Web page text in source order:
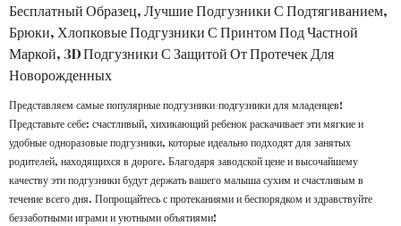
Бесплатный Образец, Лучшие Подгузники С Подтягиванием,
Брюки, Хлопковые Подгузники С Принтом Под Частной
Маркой, 3D Подгузники С Защитой От Протечек Для
Новорожденных
Представляем самые популярные подгузники-подгузники для младенцев!
Представьте себе: счастливый, хихикающий ребенок раскачивает эти мягкие и
удобные одноразовые подгузники, которые идеально подходят для занятых
родителей, находящихся в дороге. Благодаря заводской цене и высочайшему
качеству эти подгузники будут держать вашего малыша сухим и счастливым в
течение всего дня. Попрощайтесь с протеканиями и беспорядком и здравствуйте
беззаботными играми и уютными объятиями!